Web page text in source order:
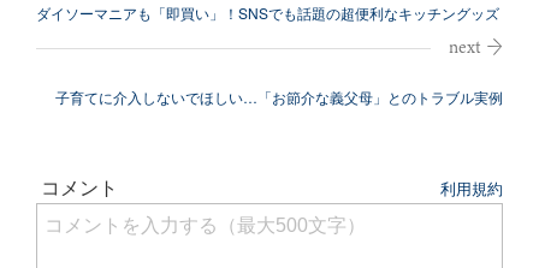
ダイソーマニアも「即買い」！SNSでも話題の超便利なキッチングッズ
子育てに介入しないでほしい…「お節介な義父母」とのトラブル実例